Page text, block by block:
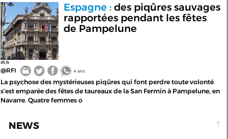
rfi.fr
Espagne :des piqûres sauvages
rapportées pendant les fêtes
de Pampelune
@RFI 4 ans
La psychose des mystérieuses piqûres qui font perdre toute volonté
s’est emparée des fêtes de taureaux de la San Fermin à Pampelune, en
Navarre. Quatre femmes o
NEWS